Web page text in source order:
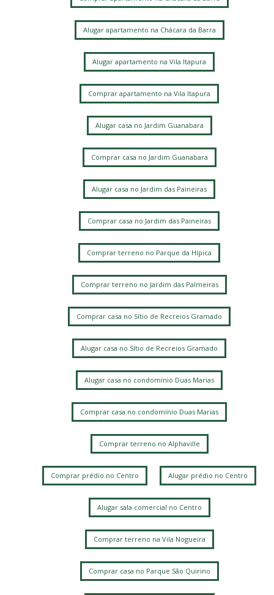
Alugar apartamento na Chácara da Barra
Alugar apartamento na Vila Itapura
Comprar apartamento na Vila Itapura
Alugar casa no Jardim Guanabara
Comprar casa no Jardim Guanabara
Alugar casa no Jardim das Paineiras
Comprar casa no Jardim das Paineiras
Comprar terreno no Parque da Hípica
Comprar terreno no Jardim das Palmeiras
Comprar casa no Sítio de Recreios Gramado
Alugar casa no Sítio de Recreios Gramado
Alugar casa no condomínio Duas Marias
Comprar casa no condomínio Duas Marias
Comprar terreno no Alphaville
Comprar prédio no Centro Alugar prédio no Centro
Alugar sala comercial no Centro
Comprar terreno na Vila Nogueira
Comprar casa no Parque São Quirino